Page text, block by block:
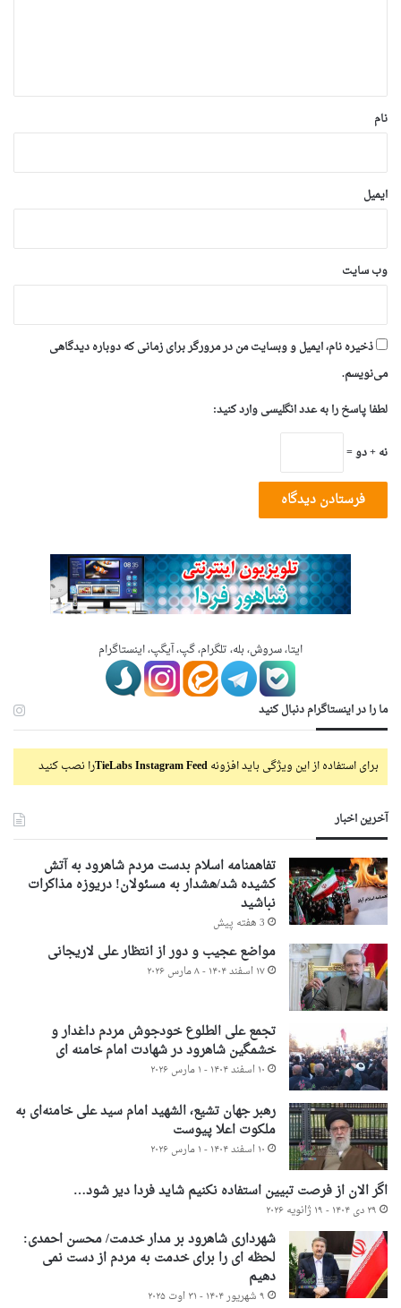
نام
ایمیل
وب‌ سایت
ذخیره نام، ایمیل و وبسایت من در مرورگر برای زمانی که دوباره دیدگاهی
می‌نویسم.
لطفا پاسخ را به عدد انگلیسی وارد کنید:
نه + دو =
ایتا، سروش، بله، تلگرام، گپ، آیگپ، اینستاگرام
ما را در اینستاگرام دنبال کنید
برای استفاده از این ویژگی باید افزونهTieLabs Instagram Feedرا نصب کنید
آخرین اخبار
تفاهمنامه اسلام بدست مردم شاهرود به آتش
کشیده شد/هشدار به مسئولان! دریوزه مذاکرات
نباشید
3 هفته پیش
مواضع عجیب و دور از انتظار علی لاریجانی
۱۷ اسفند ۱۴۰۴ - ۸ مارس ۲۰۲۶
تجمع علی الطلوع خودجوش مردم داغدار و
خشمگین شاهرود در شهادت امام خامنه ای
۱۰ اسفند ۱۴۰۴ - ۱ مارس ۲۰۲۶
رهبر جهان تشیع، الشهید امام سید علی خامنه‌ای به
ملکوت اعلا پیوست
۱۰ اسفند ۱۴۰۴ - ۱ مارس ۲۰۲۶
اگر الان از فرصت تبیین استفاده نکنیم شاید فردا دیر شود…
۲۹ دی ۱۴۰۴ - ۱۹ ژانویه ۲۰۲۶
شهرداری شاهرود بر مدار خدمت/ محسن احمدی:
لحظه ای را برای خدمت به مردم از دست نمی
دهیم
۹ شهریور ۱۴۰۴ - ۳۱ اوت ۲۰۲۵